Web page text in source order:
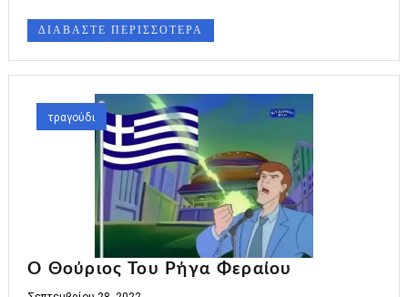
ΔΙΑΒΑΣΤΕ ΠΕΡΙΣΣΟΤΕΡΑ
τραγούδι
Ο Θούριος Του Ρήγα Φεραίου